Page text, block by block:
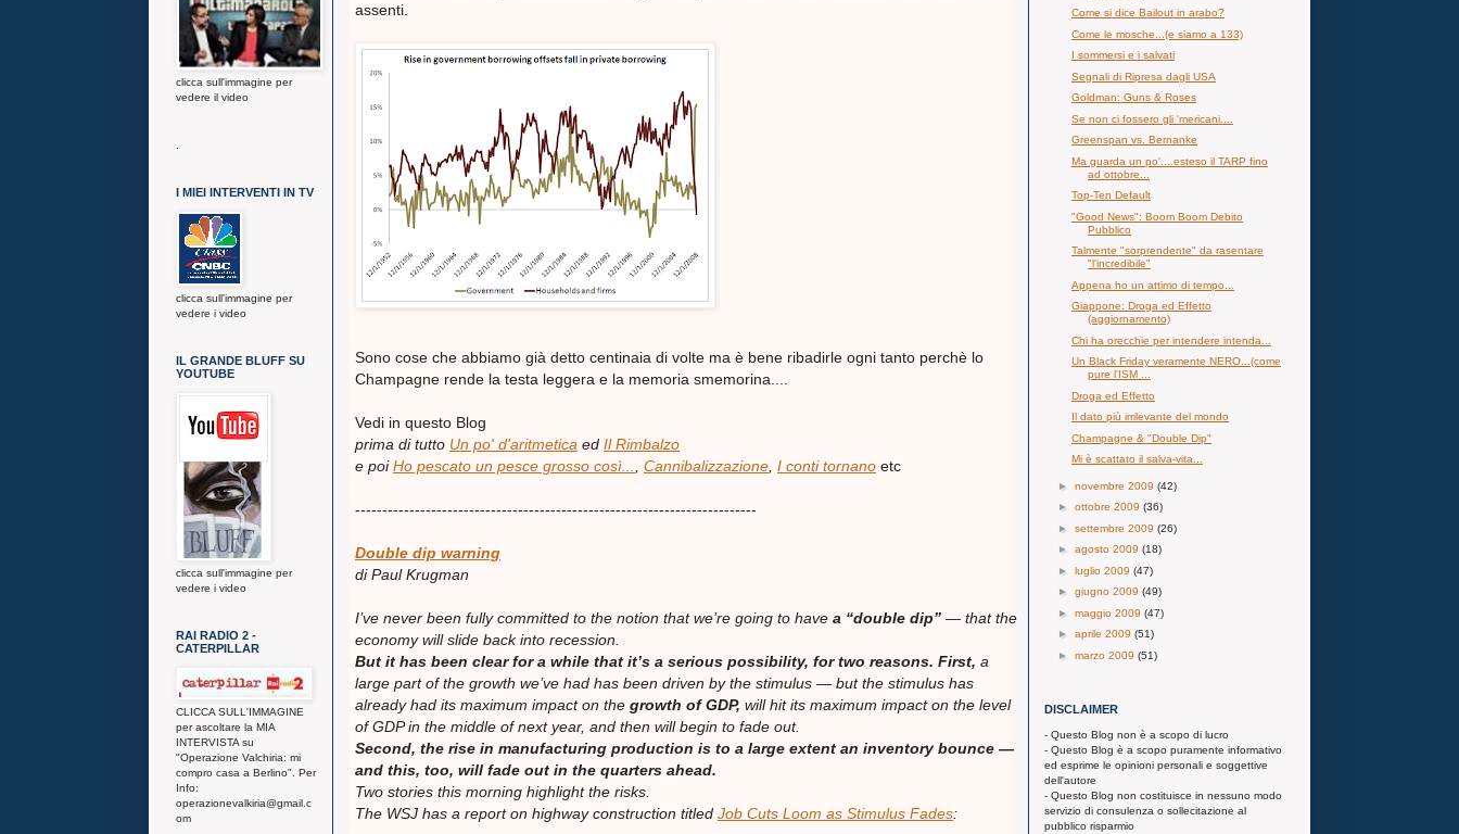
assenti.
Sono cose che abbiamo già detto centinaia di volte ma è bene ribadirle ogni tanto perchè lo
Champagne rende la testa leggera e la memoria smemorina....
Vedi in questo Blog
prima di tutto Un po' d'aritmetica ed Il Rimbalzo
e poiHo pescato un pesce grosso così... Cannibalizzazione I conti tornano etc
--------------------------------------------------------------------------
Double dip warning
di Paul Krugman
I’ve never been fully committed to the notion that we’re going to have a “double dip” — that the
economy will slide back into recession.
But it has been clear for a while that it’s a serious possibility, for two reasons. First, a
large part of the growth we’ve had has been driven by the stimulus — but the stimulus has
already had its maximum impact on the growth of GDP, will hit its maximum impact on the level
of GDP in the middle of next year, and then will begin to fade out.
Second, the rise in manufacturing production is to a large extent an inventory bounce —
and this, too, will fade out in the quarters ahead.
Two stories this morning highlight the risks.
The WSJ has a report on highway construction titled Job Cuts Loom as Stimulus Fades:
clicca sull'immagine per
vedere il video
I MIEI INTERVENTI IN TV
clicca sull'immagine per
vedere i video
IL GRANDE BLUFF SU
YOUTUBE
clicca sull'immagine per
vedere i video
RAI RADIO 2 -
CATERPILLAR
CLICCA SULL'IMMAGINE
per ascoltare la MIA
INTERVISTA su
"Operazione Valchiria: mi
compro casa a Berlino". Per
Info:
operazionevalkiria@gmail.c
om
Come si dice Bailout in arabo?
Come le mosche...(e siamo a 133)
I sommersi e i salvati
Segnali di Ripresa dagli USA
Goldman: Guns & Roses
Se non ci fossero gli 'mericani....
Greenspan vs. Bernanke
Ma guarda un po'....esteso il TARP fino
ad ottobre...
Top-Ten Default
"Good News": Boom Boom Debito
Pubblico
Talmente "sorprendente" da rasentare
"l'incredibile"
Appena ho un attimo di tempo...
Giappone: Droga ed Effetto
(aggiornamento)
Chi ha orecchie per intendere intenda...
Un Black Friday veramente NERO...(come
pure l'ISM ...
Droga ed Effetto
Il dato più irrilevante del mondo
Champagne & "Double Dip"
Mi è scattato il salva-vita...
► novembre 2009 (42)
► ottobre 2009 (36)
► settembre 2009 (26)
► agosto 2009 (18)
► luglio 2009 (47)
► giugno 2009 (49)
► maggio 2009 (47)
► aprile 2009 (51)
► marzo 2009 (51)
DISCLAIMER
- Questo Blog non è a scopo di lucro
- Questo Blog è a scopo puramente informativo
ed esprime le opinioni personali e soggettive
dell'autore
- Questo Blog non costituisce in nessuno modo
servizio di consulenza o sollecitazione al
pubblico risparmio